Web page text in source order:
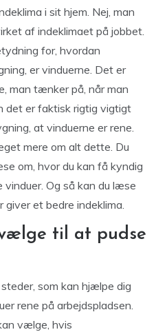
i sit hjem. Nej, man
af indeklimaet på jobbet.
for, hvordan
er vinduerne. Det er
man tænker på, når man
det er faktisk rigtig vigtigt
at vinduerne er rene.
mere om alt dette. Du
om, hvor du kan få kyndig
Og så kan du læse
giver et bedre indeklima.
til at pudse
som kan hjælpe dig
rene på arbejdspladsen.
vælge, hvis